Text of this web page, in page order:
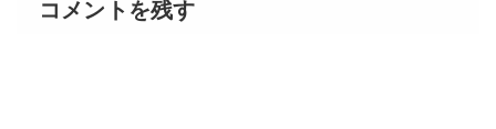
コメントを残す